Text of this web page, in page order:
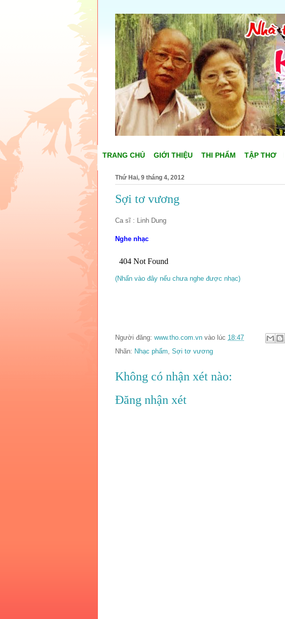
TRANG CHỦ GIỚI THIỆU THI PHẨM TẬP THƠ
Thứ Hai, 9 tháng 4, 2012
Sợi tơ vương
Ca sĩ : Linh Dung
Nghe nhạc
(Nhấn vào đây nếu chưa nghe được nhạc)
Người đăng: www.tho.com.vn vào lúc 18:47
Nhãn: Nhạc phẩm Sợi tơ vương
Không có nhận xét nào:
Đăng nhận xét